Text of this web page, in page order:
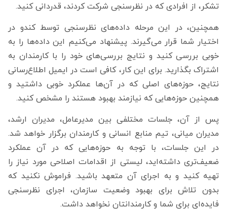
تشکر، از افرادی که در نظرسنجی شرکت کردند، قدردانی کنید.
همچنین، در این مرحله داده‌های نظرسنجی توسط کندو در
اختیار شما قرار می‌گیرند. پیشنهاد می‌کنیم این داده‌ها را به
خوبی بررسی کنید و نتایج بررسی‌های خود را با کارمندان به
اشتراک بگذارید. برای این کار، کافی است در ایمیل اطلاع‌رسانی
نتایج، حوزه‌های اصلی که در آن‌ها عملکرد خوبی داشتید و
همچنین حوزه‌هایی که نیازمند بهبود هستند را مشخص کنید.
پس از آن، جلسات مختلفی بین مدیرعامل، مدیران ارشد،
مدیران میانی، تیم منابع انسانی و کارمندان برگزار خواهد شد.
در این جلسات، با توجه به حوزه‌هایی که در آن عملکرد
ضعیف‌تری داشته‌اید، لیستی از اقدامات اصلاحی مورد نیاز را
تهیه کنید و به اجرای آن متعهد باشید. فراموش نکنید که
بدون تلاش برای بهبود وضعیت سازمان، اجرای نظرسنجی
فایده‌ای برای شما و کارمندانتان نخواهد داشت.